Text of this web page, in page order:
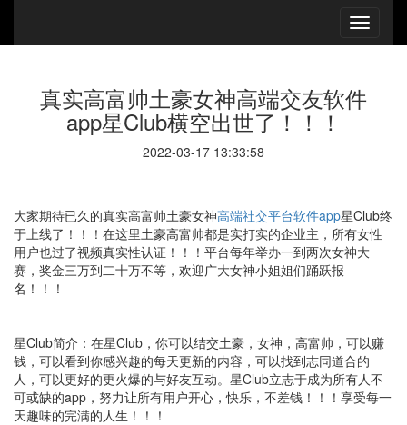
真实高富帅土豪女神高端交友软件
app星Club横空出世了！！！
2022-03-17 13:33:58
大家期待已久的真实高富帅土豪女神高端社交平台软件app星Club终
于上线了！！！在这里土豪高富帅都是实打实的企业主，所有女性
用户也过了视频真实性认证！！！平台每年举办一到两次女神大
赛，奖金三万到二十万不等，欢迎广大女神小姐姐们踊跃报
名！！！
星Club简介：在星Club ，你可以结交土豪，女神，高富帅，可以赚
钱，可以看到你感兴趣的每天更新的内容，可以找到志同道合的
人，可以更好的更火爆的与好友互动。星Club立志于成为所有人不
可或缺的app ，努力让所有用户开心，快乐，不差钱！！！享受每一
天趣味的完满的人生！！！